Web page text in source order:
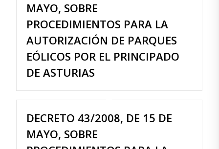
MAYO, SOBRE
PROCEDIMIENTOS PARA LA
AUTORIZACIÓN DE PARQUES
EÓLICOS POR EL PRINCIPADO
DE ASTURIAS
DECRETO 43/2008, DE 15 DE
MAYO, SOBRE